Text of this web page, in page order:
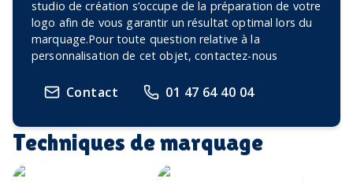
studio de création s’occupe de la préparation de votre
logo afin de vous garantir un résultat optimal lors du
marquage.Pour toute question relative à la
personnalisation de cet objet, contactez-nous
Contact 01 47 64 40 04
Techniques de marquage